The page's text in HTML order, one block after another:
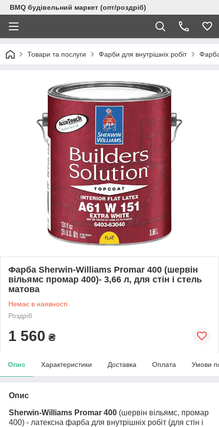
BMQ будівельний маркет (опт/роздріб)
Товари та послуги Фарби для внутрішніх робіт
Фарба Sherwin-Williams Promar 400 (шервін
вільямс промар 400)- 3,66 л, для стін і стель
матова
Немає в наявності
Роздріб
1 560 ₴
Опис Характеристики Доставка Оплата Умови
Опис
Sherwin-Williams Promar 400 (шервін вільямс, промар
400) - латексна фарба для внутрішніх робіт (для стін і